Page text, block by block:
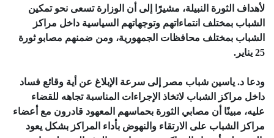
لأهداف الثورة النبيلة، مشيرًا إلى أن الوزارة تسعى نحو تمكين
الشباب بمختلف انتماءاتهم وتوجهاتهم السياسية داخل مراكز
الشباب بمختلف محافظات الجمهورية، ومن ضمنهم مصابو ثورة
25 يناير.
ودعا د. ياسين شباب مصر إلى سرعة الإبلاغ عن أية وقائع فساد
داخل مراكز الشباب لاتخاذ الإجراءات المناسبة تجاهه للقضاء
عليه، مبينًا أن مصابي الثورة بحماسهم المعهود قادرون مع أعضاء
مراكز الشباب على الارتقاء والنهوض بأداء المراكز بشكل يعود